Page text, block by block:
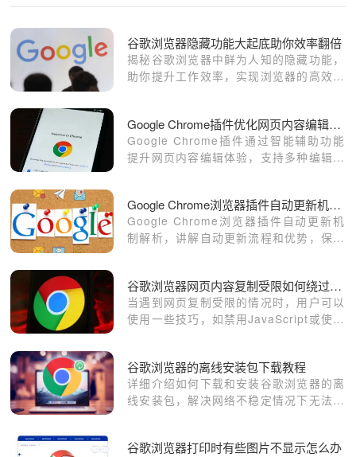
谷歌浏览器隐藏功能大起底助你效率翻倍
揭秘谷歌浏览器中鲜为人知的隐藏功能，
助你提升工作效率，实现浏览器的高效使
Google Chrome插件优化网页内容编辑体验
Google Chrome插件通过智能辅助功能
提升网页内容编辑体验，支持多种编辑操
Google Chrome浏览器插件自动更新机制解析
Google Chrome浏览器插件自动更新机
制解析，讲解自动更新流程和优势，保障
谷歌浏览器网页内容复制受限如何绕过限制
当遇到网页复制受限的情况时，用户可以
使用一些技巧，如禁用JavaScript或使用
谷歌浏览器的离线安装包下载教程
详细介绍如何下载和安装谷歌浏览器的离
线安装包，解决网络不稳定情况下无法安
谷歌浏览器打印时有些图片不显示怎么办